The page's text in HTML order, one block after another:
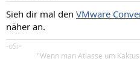
Sieh dir mal den VMware
näher an.
-oSi-
"Wenn man Atlasse um